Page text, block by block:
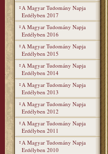
A Magyar Tudomány Napja
Erdélyben 2017
A Magyar Tudomány Napja
Erdélyben 2016
A Magyar Tudomány Napja
Erdélyben 2015
A Magyar Tudomány Napja
Erdélyben 2014
A Magyar Tudomány Napja
Erdélyben 2013
A Magyar Tudomány Napja
Erdélyben 2012
A Magyar Tudomány Napja
Erdélyben 2011
A Magyar Tudomány Napja
Erdélyben 2010